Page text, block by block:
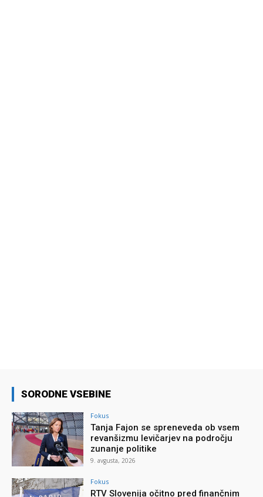
SORODNE VSEBINE
Fokus
Tanja Fajon se spreneveda ob vsem
revanšizmu levičarjev na področju
zunanje politike
9. avgusta, 2026
Fokus
RTV Slovenija očitno pred finančnim